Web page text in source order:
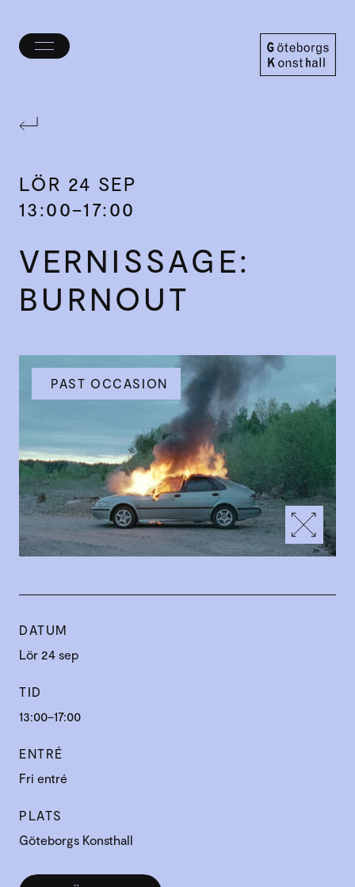
Öppna/stäng
LÖR 24 SEP
13:00–17:00
VERNISSAGE:
BURNOUT
DATUM
Lör 24 sep
TID
13:00–17:00
ENTRÉ
Fri entré
PLATS
Göteborgs Konsthall
PAST OCCASION